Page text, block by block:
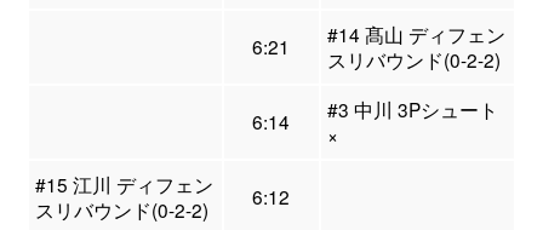
6:21
#14 髙山 ディフェン
スリバウンド(0-2-2)
6:14
#3 中川 3Pシュート
×
#15 江川 ディフェン
スリバウンド(0-2-2)
6:12